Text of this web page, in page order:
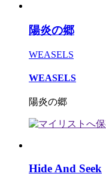
陽炎の郷
WEASELS
WEASELS
陽炎の郷
Hide And Seek